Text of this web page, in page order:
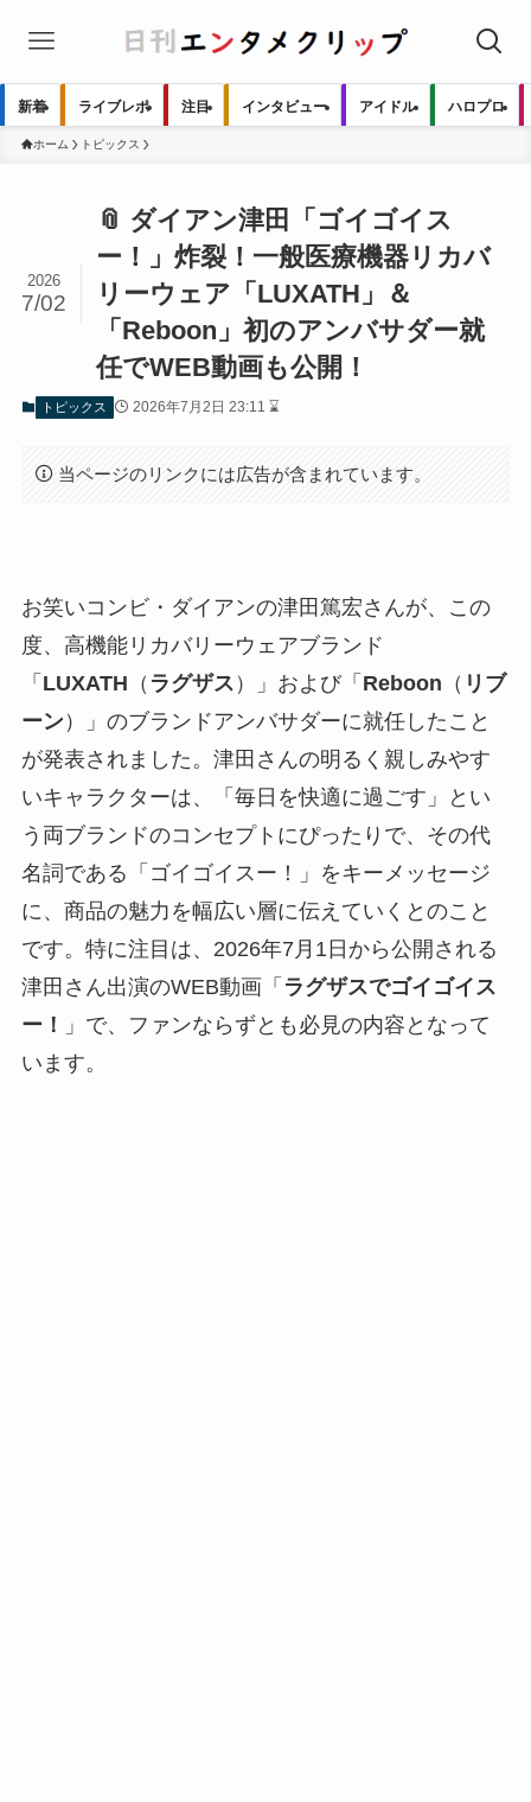
新着 ライブレポ 注目 インタビュー アイドル ハロプロ
ホーム トピックス
📎 ダイアン津田「ゴイゴイス
ー！」炸裂！一般医療機器リカバ
リーウェア「LUXATH」＆
「Reboon」初のアンバサダー就
任でWEB動画も公開！
2026
7/02
トピックス 2026年7月2日 23:11 ⌛
当ページのリンクには広告が含まれています。
お笑いコンビ・ダイアンの津田篤宏さんが、この
度、高機能リカバリーウェアブランド
「 LUXATH （ ラグザス ）」および「 Reboon （ リブ
ーン）」のブランドアンバサダーに就任したこと
が発表されました。津田さんの明るく親しみやす
いキャラクターは、「毎日を快適に過ごす」とい
う両ブランドのコンセプトにぴったりで、その代
名詞である「ゴイゴイスー！」をキーメッセージ
に、商品の魅力を幅広い層に伝えていくとのこと
です。特に注目は、2026年7月1日から公開される
津田さん出演のWEB動画「 ラグザスでゴイゴイス
ー！
」で、ファンならずとも必見の内容となって
います。